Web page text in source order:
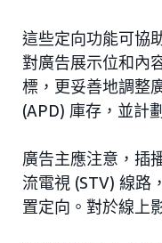
這些定向功能可協
對廣告展示位和內
標，更妥善地調整
(APD) 庫存，並計
廣告主應注意，插
流電視 (STV) 線路
置定向。對於線上